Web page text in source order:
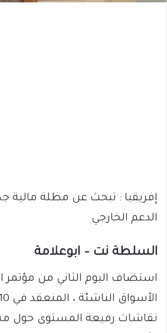
إفريقيا : تبحث عن مظلة مالية
الدعم الخارجي
السلطة نت – ابوعلامة
استضاف اليوم الثاني من مؤتمر
نقاشات رفيعة المستوى حول